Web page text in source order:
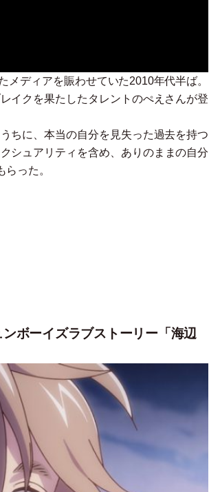
ディアを賑わせていた2010年代半ば。
イクを果たしたタレントのぺえさんが登
ちに、本当の自分を見失った過去を持つ
シュアリティを含め、ありのままの自分
った。
ボーイズラブストーリー「海辺